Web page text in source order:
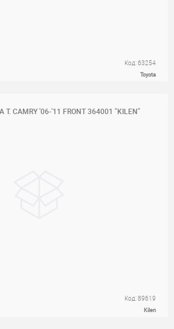
Код: 63254
Toyota
CAMRY '06-'11 FRONT 364001 "KILEN"
Код: 89619
Kilen